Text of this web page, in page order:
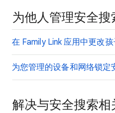
为他人管理安全搜
在 Family Link 应用中更改
为您管理的设备和网络锁定
解决与安全搜索相